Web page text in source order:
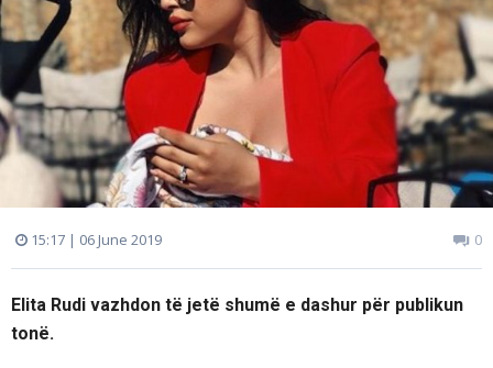
15:17 | 06 June 2019 0
Elita Rudi vazhdon të jetë shumë e dashur për publikun
tonë.